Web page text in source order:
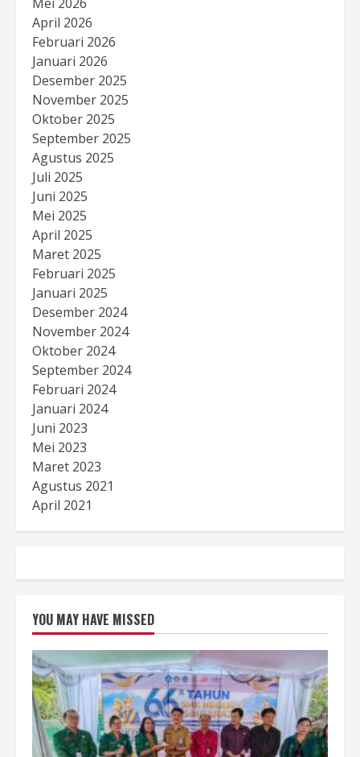
April 2026
Februari 2026
Januari 2026
Desember 2025
November 2025
Oktober 2025
September 2025
Agustus 2025
Juli 2025
Juni 2025
Mei 2025
April 2025
Maret 2025
Februari 2025
Januari 2025
Desember 2024
November 2024
Oktober 2024
September 2024
Februari 2024
Januari 2024
Juni 2023
Mei 2023
Maret 2023
Agustus 2021
April 2021
YOU MAY HAVE MISSED